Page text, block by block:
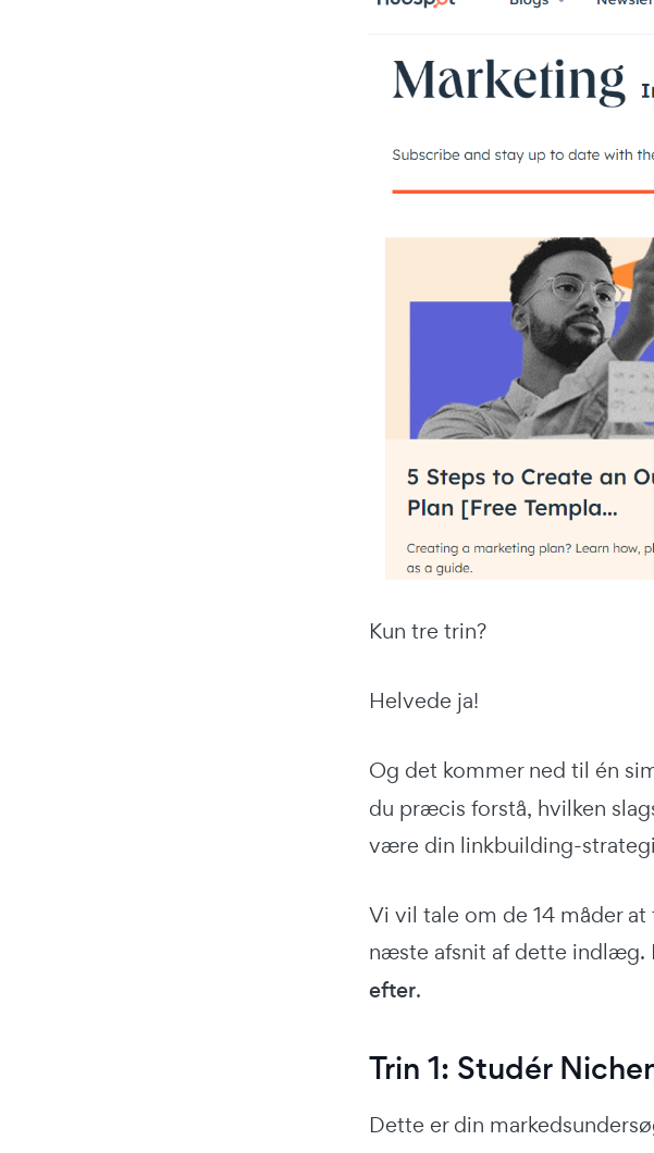
Kun tre trin?
Helvede ja!
Og det kommer ned til én
du præcis forstå, hvilken
være din linkbuilding-
Vi vil tale om de 14 måder
næste afsnit af dette indlæg.
efter.
Trin 1: Studér
Dette er din